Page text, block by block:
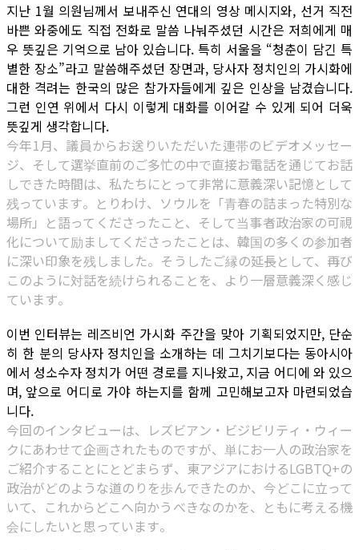
지난 1월 의원님께서 보내주신 연대의 영상 메시지와, 선거 직전
바쁜 와중에도 직접 전화로 말씀 나눠주셨던 시간은 저희에게 매
우 뜻깊은 기억으로 남아 있습니다. 특히 서울을 “청춘이 담긴 특
별한 장소”라고 말씀해주셨던 장면과, 당사자 정치인의 가시화에
대한 격려는 한국의 많은 참가자들에게 깊은 인상을 남겼습니다.
그런 인연 위에서 다시 이렇게 대화를 이어갈 수 있게 되어 더욱
뜻깊게 생각합니다.
今年1月、議員からお送りいただいた連帯のビデオメッセー
ジ、そして選挙直前のご多忙の中で直接お電話を通じてお話
しできた時間は、私たちにとって非常に意義深い記憶として
残っています。とりわけ、ソウルを「青春の詰まった特別な
場所」と語ってくださったこと、そして当事者政治家の可視
化について励ましてくださったことは、韓国の多くの参加者
に深い印象を残しました。そうしたご縁の延長として、再び
このように対話を続けられることを、より一層意義深く感じ
ています。
이번 인터뷰는 레즈비언 가시화 주간을 맞아 기획되었지만, 단순
히 한 분의 당사자 정치인을 소개하는 데 그치기보다는 동아시아
에서 성소수자 정치가 어떤 경로를 지나왔고, 지금 어디에 와 있으
며, 앞으로 어디로 가야 하는지를 함께 고민해보고자 마련되었습
니다.
今回のインタビューは、レズビアン・ビジビリティ・ウィー
クにあわせて企画されたものですが、単にお一人の政治家を
ご紹介することにとどまらず、東アジアにおけるLGBTQ+の
政治がどのような道のりを歩んできたのか、今どこに立って
いて、これからどこへ向かうべきなのかを、ともに考える機
会にしたいと思っています。